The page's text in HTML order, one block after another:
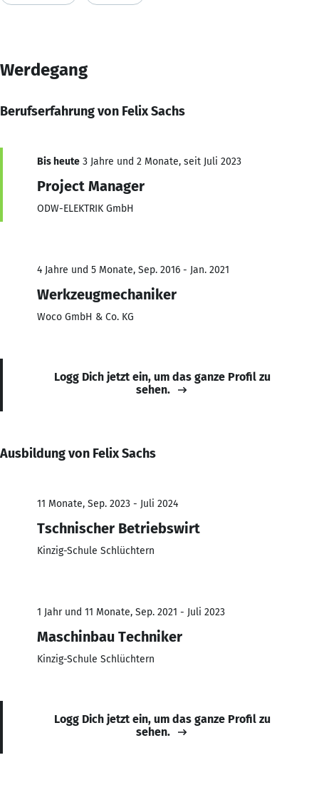
Werdegang
Berufserfahrung von Felix Sachs
Bis heute 3 Jahre und 2 Monate, seit Juli 2023
Project Manager
ODW-ELEKTRIK GmbH
4 Jahre und 5 Monate, Sep. 2016 - Jan. 2021
Werkzeugmechaniker
Woco GmbH & Co. KG
Logg Dich jetzt ein, um das ganze Profil zu
sehen.
Ausbildung von Felix Sachs
11 Monate, Sep. 2023 - Juli 2024
Tschnischer Betriebswirt
Kinzig-Schule Schlüchtern
1 Jahr und 11 Monate, Sep. 2021 - Juli 2023
Maschinbau Techniker
Kinzig-Schule Schlüchtern
Logg Dich jetzt ein, um das ganze Profil zu
sehen.